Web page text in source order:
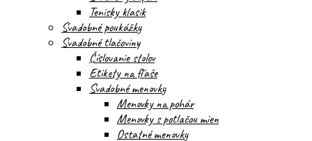
Tenisky klasik
Svadobné poukážky
Svadobné tlačoviny
Číslovanie stolov
Etikety na fľaše
Svadobné menovky
Menovky na pohár
Menovky s potlačou mien
Ostatné menovky